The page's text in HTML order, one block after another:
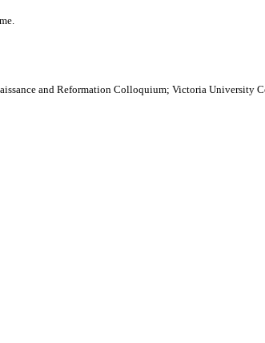
and Reformation Colloquium; Victoria University